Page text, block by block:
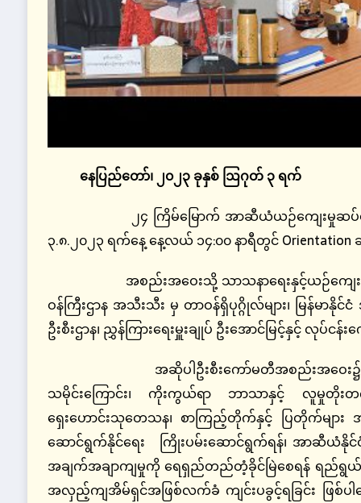
နေပြည်တော်၊ ၂၀၂၃ ခုနှစ် ဩဂုတ်၃ ရက်
၂၄ ကြိမ်မြောက် အာဆီယံယဉ်ကျေးမှုဆပ်ကေ
၃.၈.၂၀၂၃ ရက်နေ့ နေ့လယ် ၁၄:၀၀ နာရီတွင်
အစည်းအဝေးသို့ သာသနာရေးနှင့်ယဉ်ကျေးမှုဝန်
ဝန်ကြီးဌာန အသီးသီး မှ တာဝန်ရှိပုဂ္ဂိုလ်များ၊ မြန်မာ
ဦးစီးဌာန၊ ညွှန်ကြားရေးမှူးချုပ် ဦးအောင်မြင့်နှင့် လုပ်
အဆိုပါဦးစီးကော်မတီအစည်းအဝေး၌ ဒုတိယ
သမိုင်းကြောင်း၊ ကိုးကွယ်ရာ ဘာသာနှင့် လူမှုတိုး
ရှေးဟောင်းသုတေသန၊ စာကြည့်တိုက်နှင့် ပြတိုက်မျာ
ဆောင်ရွက်နိုင်ရေး ကြိုးပမ်းဆောင်ရွက်ရန်၊ အာဆီယံနို
အချက်အချာကျမှုကို ရေရှည်တည်တံ့ခိုင်မြဲစေရန် ရည်ရွယ်၍
အလှည့်ကျအိမ်ရှင်အဖြစ်လက်ခံ ကျင်းပခွင့်ရခြင်း ဖြစ်